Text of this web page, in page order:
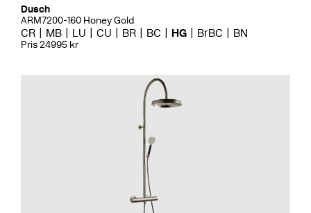
Dusch
ARM7200-160 Honey Gold
CR MB LU CU BR BC HG BrBC BN
Pris 24995 kr